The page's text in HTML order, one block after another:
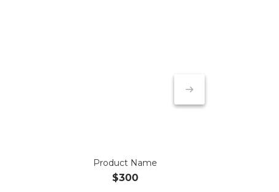
Product Name
$300